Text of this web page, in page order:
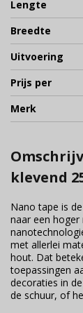
Lengte
Breedte
Uitvoering
Prijs per
Merk
klevend
Nano tape is
naar een hoger
met allerlei
hout. Dat
toepassingen
decoraties in
de schuur, of